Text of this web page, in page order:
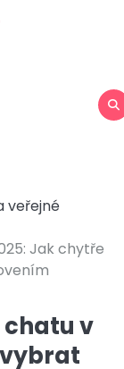
veřejné
Jak chytře
v